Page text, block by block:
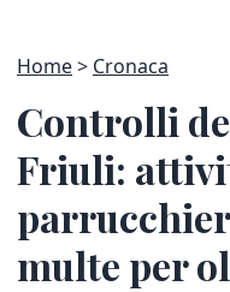
Home Cronaca
Controlli
Friuli:
multe per